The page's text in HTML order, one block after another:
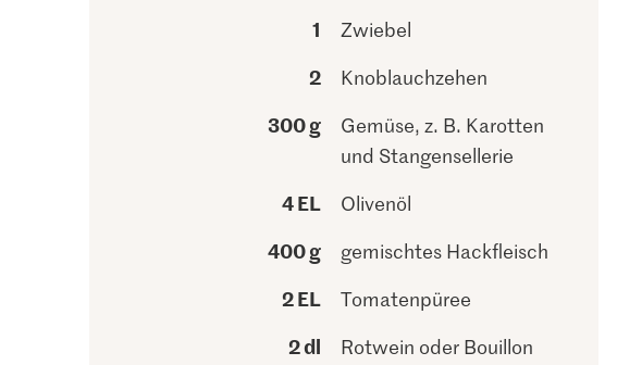
1 Zwiebel
2 Knoblauchzehen
300 g
Gemüse, z. B. Karotten
und Stangensellerie
4 EL Olivenöl
400 g gemischtes Hackfleisch
2 EL Tomatenpüree
2 dl Rotwein oder Bouillon